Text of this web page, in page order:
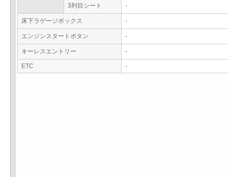
3列目シート -
床下ラゲージボックス -
エンジンスタートボタン -
キーレスエントリー -
ETC -